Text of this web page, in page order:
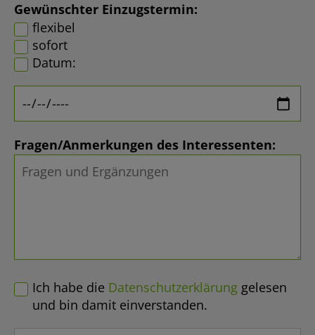
Gewünschter Einzugstermin:
flexibel
sofort
Datum:
Fragen/Anmerkungen des Interessenten:
Ich habe die Datenschutzerklärung gelesen
und bin damit einverstanden.